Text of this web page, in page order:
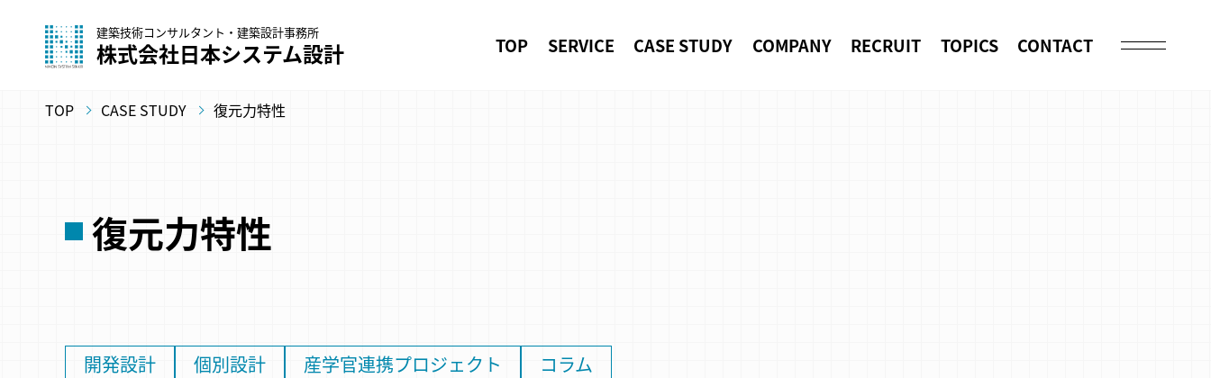
建築技術コンサルタント・建築設計事務所
株式会社日本システム設計 TOP SERVICE CASE STUDY COMPANY RECRUIT TOPICS CONTACT
TOP CASE STUDY 復元⼒特性
復元⼒特性
開発設計 個別設計 産学官連携プロジェクト コラム